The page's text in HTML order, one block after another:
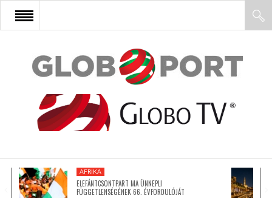
FŐOLDAL
AFRIKA
ÁZSIA
AFRIKA
ELEFÁNTCSONTPART MA ÜNNEPLI
FÜGGETLENSÉGÉNEK 66. ÉVFORDULÓJÁT